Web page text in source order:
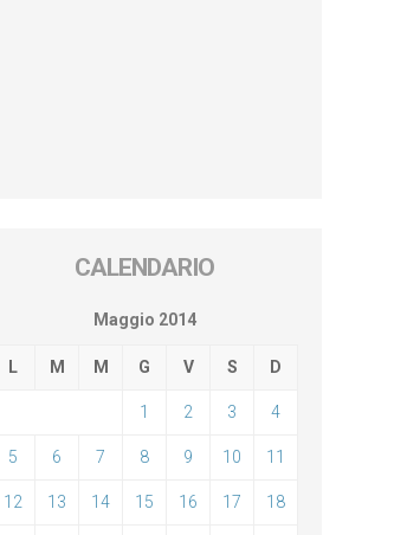
CALENDARIO
Maggio 2014
L M M G V S D
1 2 3 4
5 6 7 8 9 10 11
12 13 14 15 16 17 18